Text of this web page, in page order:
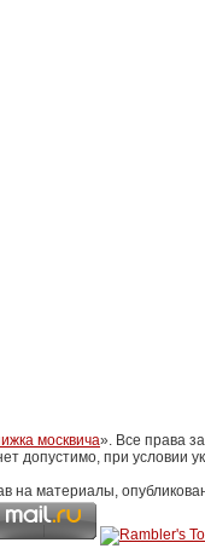
москвича». Все права
допустимо, при условии
на материалы,